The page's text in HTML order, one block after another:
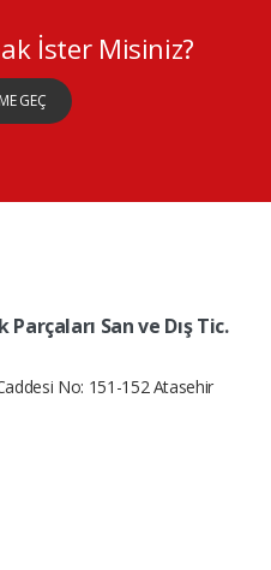
İster Misiniz?
GEÇ
San ve Dış Tic.
No: 151-152 Atasehir